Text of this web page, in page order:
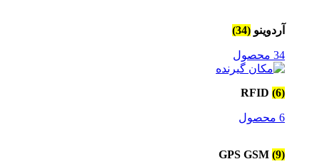
آردوینو (34)
34 محصول
RFID (6)
6 محصول
GPS GSM (9)